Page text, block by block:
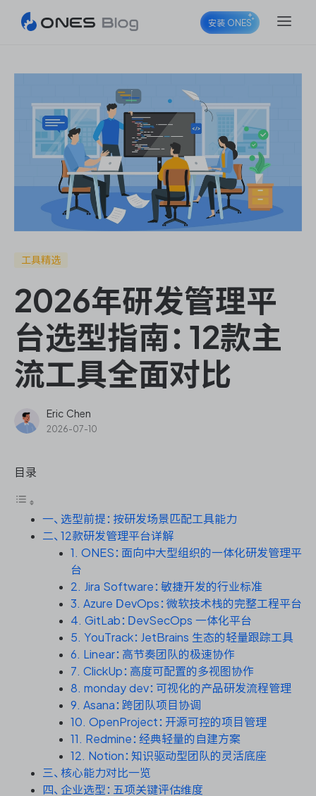
ONES Project
ONES Wiki
ONES Desk
ONES Assistant
测试管理
研发效能管理
资源和工时管理
服务台和工单管理
IPD 研发管理
ASPICE 研发管理
安装 ONES
工具精选
2026年研发管理平
台选型指南：12款主
流工具全面对比
Eric Chen
2026-07-10
目录
一、选型前提：按研发场景匹配工具能力
二、12款研发管理平台详解
1. ONES：面向中大型组织的一体化研发管理平
台
2. Jira Software：敏捷开发的行业标准
3. Azure DevOps：微软技术栈的完整工程平台
4. GitLab：DevSecOps 一体化平台
5. YouTrack：JetBrains 生态的轻量跟踪工具
6. Linear：高节奏团队的极速协作
7. ClickUp：高度可配置的多视图协作
8. monday dev：可视化的产品研发流程管理
9. Asana：跨团队项目协调
10. OpenProject：开源可控的项目管理
11. Redmine：经典轻量的自建方案
12. Notion：知识驱动型团队的灵活底座
三、核心能力对比一览
四、企业选型：五项关键评估维度